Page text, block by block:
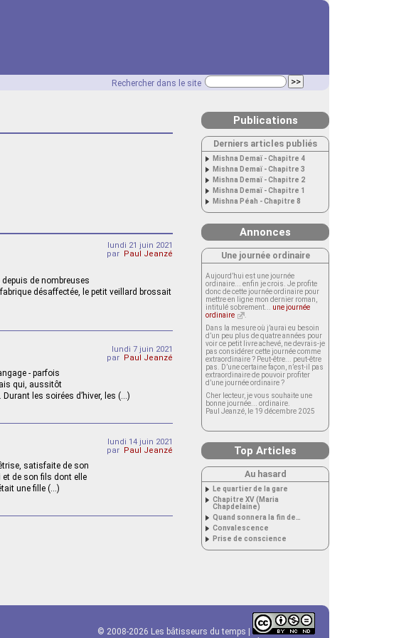
Rechercher dans le site
lundi 21 juin 2021
par Paul Jeanzé
depuis de nombreuses
désaffectée, le petit veillard brossait
lundi 7 juin 2021
par Paul Jeanzé
- parfois
qui, aussitôt
les soirées d’hiver, les (…)
lundi 14 juin 2021
par Paul Jeanzé
satisfaite de son
de son fils dont elle
une fille (…)
Publications
Derniers articles publiés
Mishna Demaï - Chapitre 4
Mishna Demaï - Chapitre 3
Mishna Demaï - Chapitre 2
Mishna Demaï - Chapitre 1
Mishna Péah - Chapitre 8
Annonces
Une journée ordinaire
Aujourd’hui est une journée
ordinaire... enfin je crois. Je profite
donc de cette journée ordinaire pour
mettre en ligne mon dernier roman,
intitulé sobrement... une journée
ordinaire
Dans la mesure où j’aurai eu besoin
d’un peu plus de quatre années pour
voir ce petit livre achevé, ne devrais-je
pas considérer cette journée comme
extraordinaire ? Peut-être... peut-être
pas. D’une certaine façon, n’est-il pas
extraordinaire de pouvoir profiter
d’une journée ordinaire ?
Cher lecteur, je vous souhaite une
bonne journée... ordinaire.
Paul Jeanzé, le 19 décembre 2025
Top Articles
Au hasard
Le quartier de la gare
Chapitre XV (Maria
Chapdelaine)
Quand sonnera la fin de…
Convalescence
Prise de conscience
© 2008-2026 Les bâtisseurs du temps |